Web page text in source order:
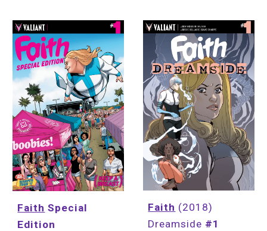
Faith Special
Edition
Faith (2018)
Dreamside #1